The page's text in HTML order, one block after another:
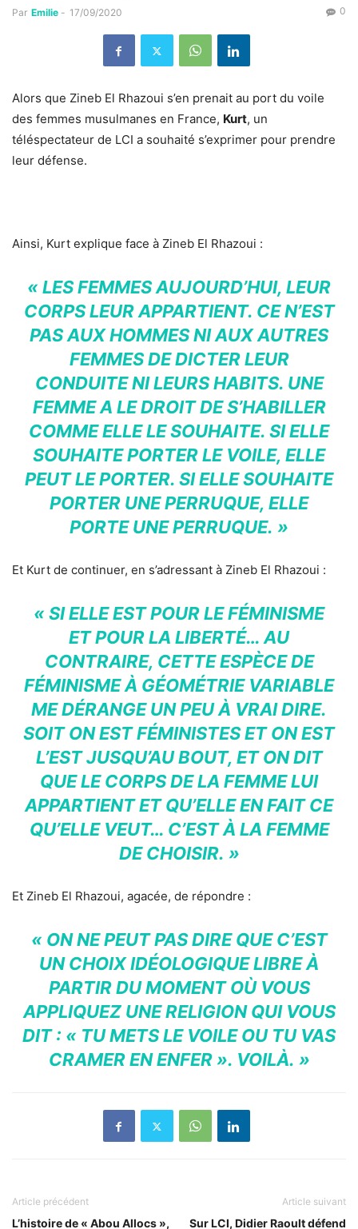
Par Emilie - 17/09/2020 0
Alors que Zineb El Rhazoui s’en prenait au port du voile
des femmes musulmanes en France, Kurt, un
téléspectateur de LCI a souhaité s’exprimer pour prendre
leur défense.
Ainsi, Kurt explique face à Zineb El Rhazoui :
« LES FEMMES AUJOURD’HUI, LEUR
CORPS LEUR APPARTIENT. CE N’EST
PAS AUX HOMMES NI AUX AUTRES
FEMMES DE DICTER LEUR
CONDUITE NI LEURS HABITS. UNE
FEMME A LE DROIT DE S’HABILLER
COMME ELLE LE SOUHAITE. SI ELLE
SOUHAITE PORTER LE VOILE, ELLE
PEUT LE PORTER. SI ELLE SOUHAITE
PORTER UNE PERRUQUE, ELLE
PORTE UNE PERRUQUE. »
Et Kurt de continuer, en s’adressant à Zineb El Rhazoui :
« SI ELLE EST POUR LE FÉMINISME
ET POUR LA LIBERTÉ… AU
CONTRAIRE, CETTE ESPÈCE DE
FÉMINISME À GÉOMÉTRIE VARIABLE
ME DÉRANGE UN PEU À VRAI DIRE.
SOIT ON EST FÉMINISTES ET ON EST
L’EST JUSQU’AU BOUT, ET ON DIT
QUE LE CORPS DE LA FEMME LUI
APPARTIENT ET QU’ELLE EN FAIT CE
QU’ELLE VEUT… C’EST À LA FEMME
DE CHOISIR. »
Et Zineb El Rhazoui, agacée, de répondre :
« ON NE PEUT PAS DIRE QUE C’EST
UN CHOIX IDÉOLOGIQUE LIBRE À
PARTIR DU MOMENT OÙ VOUS
APPLIQUEZ UNE RELIGION QUI VOUS
DIT : « TU METS LE VOILE OU TU VAS
CRAMER EN ENFER ». VOILÀ. »
Article précédent
L’histoire de « Abou Allocs »,
Article suivant
Sur LCI, Didier Raoult défend